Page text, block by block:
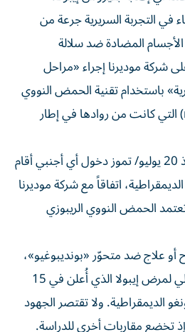
في التجربة السريرية جرعة من
المضادة ضد سلالة
شركة موديرنا إجراء «مراحل
باستخدام تقنية الحمض النووي
الريبوزي المرسال (mRNA) التي كانت من روادها في إطار
وأبرمت كندا التي تمنع منذ 20 يوليو/ تموز دخول أي أجنبي أقام
اتفاقاً مع شركة موديرنا
الحمض النووي الريبوزي
أو علاج ضد متحوّر «بونديبوغيو»،
المسؤول عن التفشي الحالي لمرض إيبولا الذي أُعلن في 15
الديمقراطية. ولا تقتصر الجهود
تخضع مقاربات أخرى للدراسة.